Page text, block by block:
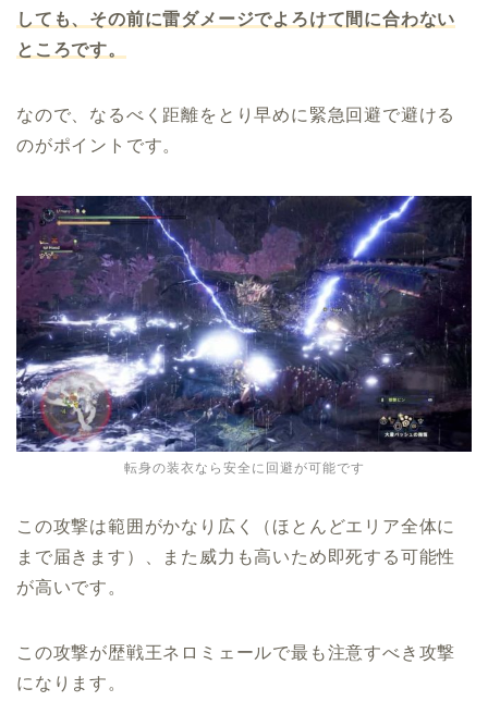
しても、その前に雷ダメージでよろけて間に合わない
ところです。
なので、なるべく距離をとり早めに緊急回避で避ける
のがポイントです。
転身の装衣なら安全に回避が可能です
この攻撃は範囲がかなり広く（ほとんどエリア全体に
まで届きます）、また威力も高いため即死する可能性
が高いです。
この攻撃が歴戦王ネロミェールで最も注意すべき攻撃
になります。